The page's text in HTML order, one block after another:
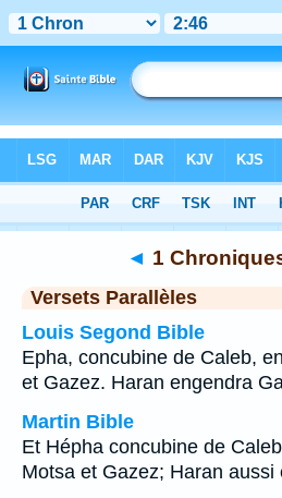
>Chapitre 2 > Verset 46
◄ 1
Versets Parallèles
Louis Segond Bible
Epha, concubine de Caleb,
et Gazez. Haran engendra
Martin Bible
Et Hépha concubine de
Motsa et Gazez; Haran aussi